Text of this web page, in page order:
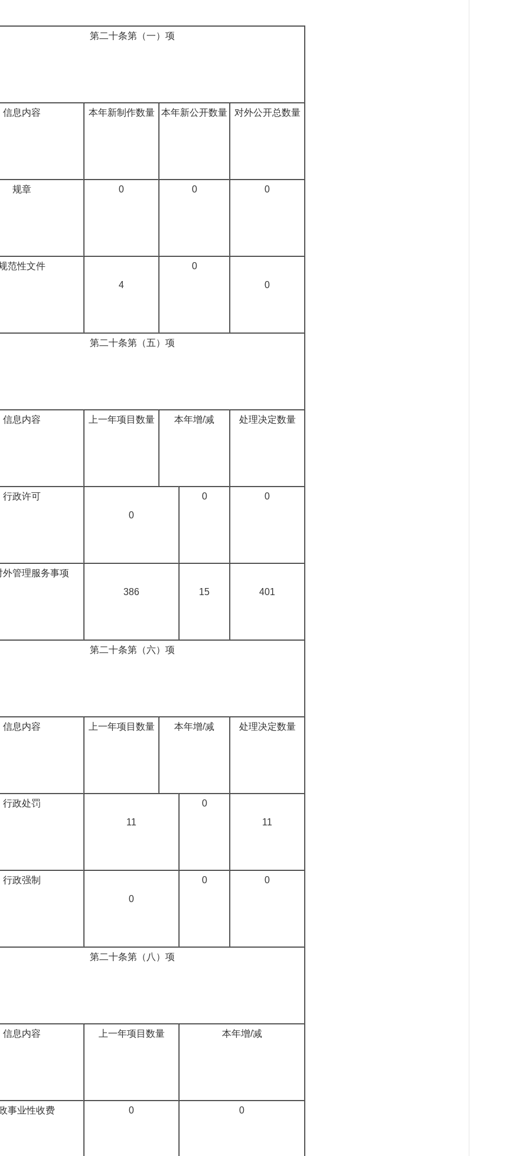
第二十条第（一）项
信息内容 本年新制作数量 本年新公开数量 对外公开总数量
规章 0 0 0
范性文件
4
0
0
第二十条第（五）项
信息内容 上一年项目数量 本年增/减 处理决定数量
行政许可
0
0 0
外管理服务事项
386
15 401
第二十条第（六）项
信息内容 上一年项目数量 本年增/减 处理决定数量
行政处罚
11
0
11
行政强制
0
0 0
第二十条第（八）项
信息内容 上一年项目数量 本年增/减
事业性收费 0 0